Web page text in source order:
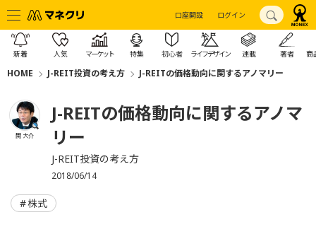
口座開設 ログイン
新着 人気 マーケット 特集 初心者 ライフデザイン 連載 著者 商
HOME J-REIT投資の考え方 J-REITの価格動向に関するアノマリー
関 大介
J-REITの価格動向に関するアノマ
リー
J-REIT投資の考え方
2018/06/14
株式